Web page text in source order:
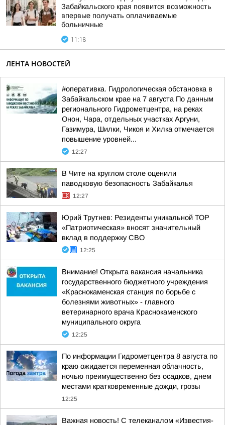
Забайкальского края появится возможность
впервые получать оплачиваемые
больничные
11:18
ЛЕНТА НОВОСТЕЙ
#оперативка. Гидрологическая обстановка в
Забайкальском крае на 7 августа По данным
регионального Гидрометцентра, на реках
Онон, Чара, отдельных участках Аргуни,
Газимура, Шилки, Чикоя и Хилка отмечается
повышение уровней...
12:27
В Чите на круглом столе оценили
паводковую безопасность Забайкалья
12:27
Юрий Трутнев: Резиденты уникальной ТОР
«Патриотическая» вносят значительный
вклад в поддержку СВО
12:25
Внимание! Открыта вакансия начальника
государственного бюджетного учреждения
«Краснокаменская станция по борьбе с
болезнями животных» - главного
ветеринарного врача Краснокаменского
муниципального округа
12:25
По информации Гидрометцентра 8 августа по
краю ожидается переменная облачность,
ночью преимущественно без осадков, днем
местами кратковременные дожди, грозы
12:25
Важная новость! С телеканалом «Известия-